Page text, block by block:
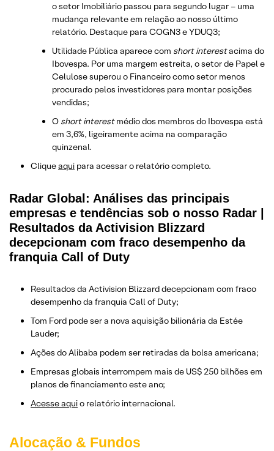
o setor Imobiliário passou para segundo lugar – uma
mudança relevante em relação ao nosso último
relatório. Destaque para COGN3 e YDUQ3;
Utilidade Pública aparece com short interestacima do
Ibovespa. Por uma margem estreita, o setor de Papel e
Celulose superou o Financeiro como setor menos
procurado pelos investidores para montar posições
vendidas;
O short interestmédio dos membros do Ibovespa está
em 3,6%, ligeiramente acima na comparação
quinzenal.
Cliqueaqui para acessar o relatório completo.
Radar Global: Análises das principais
empresas e tendências sob o nosso Radar |
Resultados da Activision Blizzard
decepcionam com fraco desempenho da
franquia Call of Duty
Resultados da Activision Blizzard decepcionam com fraco
desempenho da franquia Call of Duty;
Tom Ford pode ser a nova aquisição bilionária da Estée
Lauder;
Ações do Alibaba podem ser retiradas da bolsa americana;
Empresas globais interrompem mais de US$ 250 bilhões em
planos de financiamento este ano;
Acesse aquio relatório internacional.
Alocação & Fundos